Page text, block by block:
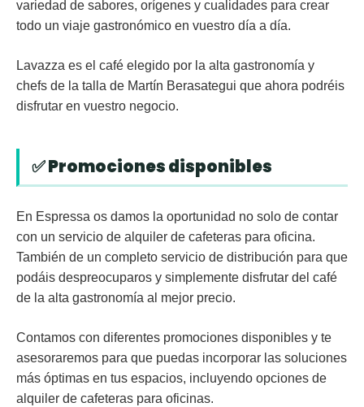
variedad de sabores, orígenes y cualidades para crear
todo un viaje gastronómico en vuestro día a día.
Lavazza es el café elegido por la alta gastronomía y
chefs de la talla de Martín Berasategui que ahora podréis
disfrutar en vuestro negocio.
✅ Promociones disponibles
En Espressa os damos la oportunidad no solo de contar
con un servicio de alquiler de cafeteras para oficina.
También de un completo servicio de distribución para que
podáis despreocuparos y simplemente disfrutar del café
de la alta gastronomía al mejor precio.
Contamos con diferentes promociones disponibles y te
asesoraremos para que puedas incorporar las soluciones
más óptimas en tus espacios, incluyendo opciones de
alquiler de cafeteras para oficinas.